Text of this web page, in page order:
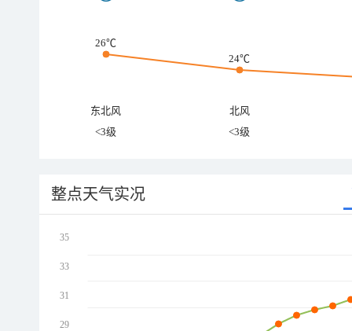
26℃
24℃
东北风
北风
<3级
<3级
整点天气实况
35
33
31
29